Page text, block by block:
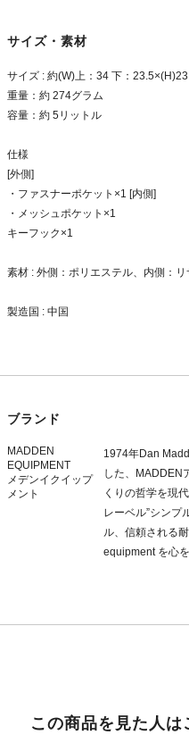
サイズ・素材
サイズ : 約(W)上：34 下：
重量：約 274グラム
容量：約 5リットル
仕様
[外側]
・ファスナーポケット×1 [内側]
・メッシュポケット×1
キーフック×1
素材 : 外側：ポリエステル、内側：
製造国 : 中国
ブランド
MADDEN
EQUIPMENT
メデンイクイップ
メント
1974年Dan
した、MADDEN
くりの哲学を現
レーベル”シンプ
ル、信頼される
equipment を心
この商品を見た人